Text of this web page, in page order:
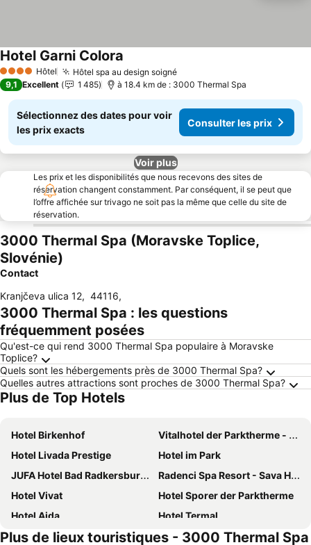
4 Étoiles Hôtel Hôtel spa au design soignéConsulter les prix
Hotel Garni Colora
9,1 Excellent 1 485 à 18.4 km de : 3000 Thermal Spa
Sélectionnez des dates pour voir
les prix exacts
Consulter les prix
Voir plus
Les prix et les disponibilités que nous recevons des sites de
réservation changent constamment. Par conséquent, il se peut que
l’offre affichée sur trivago ne soit pas la même que celle du site de
réservation.
3000 Thermal Spa (Moravske Toplice,
Slovénie)
Contact
Kranjčeva ulica 12, 44116,
3000 Thermal Spa : les questions
fréquemment posées
Qu'est-ce qui rend 3000 Thermal Spa populaire à Moravske
Toplice?
Quels sont les hébergements près de 3000 Thermal Spa?
Quelles autres attractions sont proches de 3000 Thermal Spa?
Plus de Top Hotels
Hotel Birkenhof
Vitalhotel der Parktherme - inkl Thermeneintritt & Sauna
Hotel Livada Prestige
Hotel im Park
JUFA Hotel Bad Radkersburg - Inkl 4h Thermeneintritt
Radenci Spa Resort - Sava Hotels & Resorts
Hotel Vivat
Hotel Sporer der Parktherme
Hotel Ajda
Hotel Termal
Hotel Altneudörflerhof
Hotel Garni Colora
Plus de lieux touristiques - 3000 Thermal Spa